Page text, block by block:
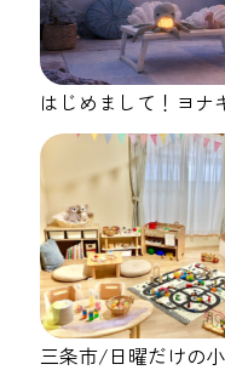
はじめまして！ヨナ
三条市/日曜だけの